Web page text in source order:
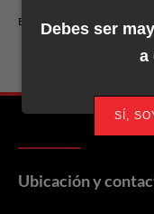
ETIQUETAS:
Torneos y crónicas
Ubicación y
Debes ser
a
SÍ,